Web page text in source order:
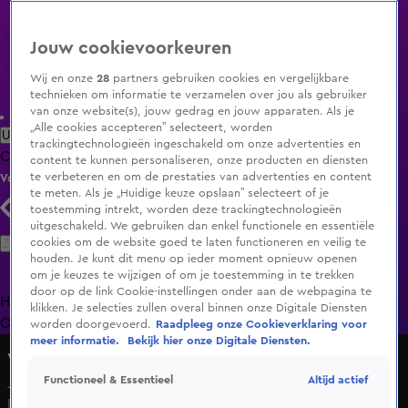
Uitzending Gemist Populaire programma's Zenders Genres
ClipsFilmsRadioSmart TV inlogShop
Volg KIJK
Zoeken
HomeUitzending Gemist Programma's De Bondgenoten
OranjezomerLivestreamsShop
Veronica Inside
Johan snapt andere F1-route van Viaplay: 'Het is nu een
Jouw cookievoorkeuren
Wij en onze28 partners gebruiken cookies en vergelijkbare
technieken om informatie te verzamelen over jou als gebruiker
van onze website(s), jouw gedrag en jouw apparaten. Als je
„Alle cookies accepteren” selecteert, worden
trackingtechnologieën ingeschakeld om onze advertenties en
content te kunnen personaliseren, onze producten en diensten
te verbeteren en om de prestaties van advertenties en content
te meten. Als je „Huidige keuze opslaan” selecteert of je
toestemming intrekt, worden deze trackingtechnologieën
uitgeschakeld. We gebruiken dan enkel functionele en essentiële
cookies om de website goed te laten functioneren en veilig te
houden. Je kunt dit menu op ieder moment opnieuw openen
om je keuzes te wijzigen of om je toestemming in te trekken
door op de link Cookie-instellingen onder aan de webpagina te
klikken. Je selecties zullen overal binnen onze Digitale Diensten
worden doorgevoerd.
Raadpleeg onze Cookieverklaring voor
meer informatie.
Bekijk hier onze Digitale Diensten.
Functioneel & Essentieel Altijd actief